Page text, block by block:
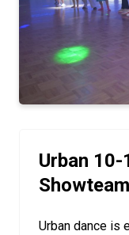
Urban
Showteam
Urban dance is